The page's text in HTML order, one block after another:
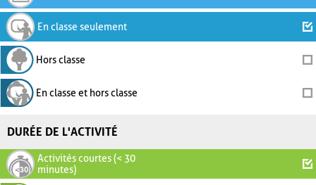
En classe seulement
Hors classe
En classe et hors classe
DURÉE DE L'ACTIVITÉ
Activités courtes (< 30
minutes)